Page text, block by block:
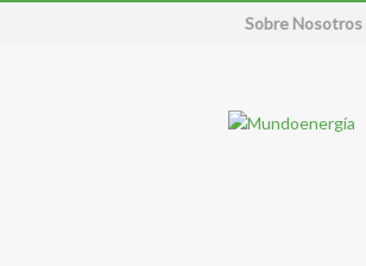
Sobre Nosotros